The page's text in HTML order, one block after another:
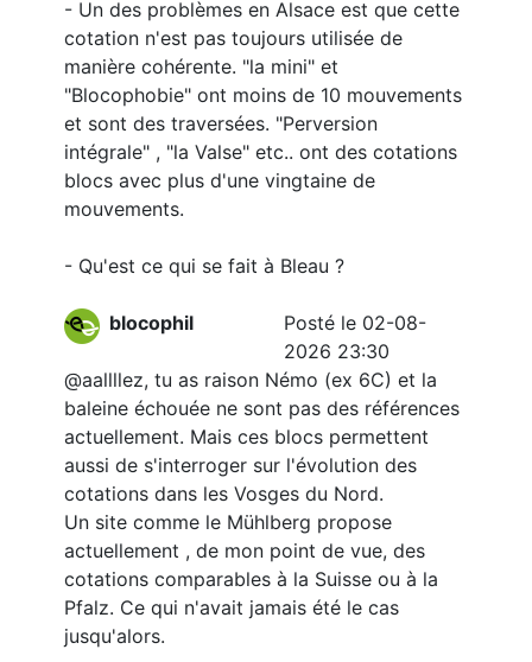
- Un des problèmes en Alsace est que cette
cotation n'est pas toujours utilisée de
manière cohérente. "la mini" et
"Blocophobie" ont moins de 10 mouvements
et sont des traversées. "Perversion
intégrale" , "la Valse" etc.. ont des cotations
blocs avec plus d'une vingtaine de
mouvements.
- Qu'est ce qui se fait à Bleau ?
blocophil
Posté le 02-08-
2026 23:30
@aallllez, tu as raison Némo (ex 6C) et la
baleine échouée ne sont pas des références
actuellement. Mais ces blocs permettent
aussi de s'interroger sur l'évolution des
cotations dans les Vosges du Nord.
Un site comme le Mühlberg propose
actuellement , de mon point de vue, des
cotations comparables à la Suisse ou à la
Pfalz. Ce qui n'avait jamais été le cas
jusqu'alors.